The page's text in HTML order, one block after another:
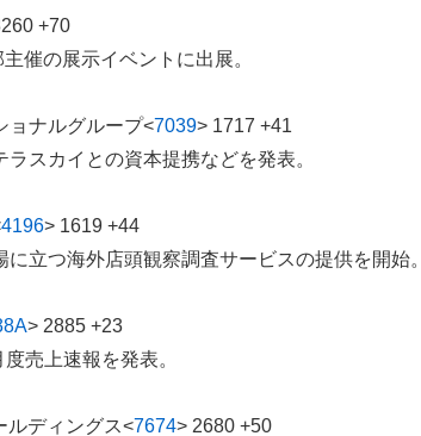
+70
催の展示イベントに出展。
ョナルグループ<7039> 1717 +41
スカイとの資本提携などを発表。
4196> 1619 +44
に立つ海外店頭観察調査サービスの提供を開始。
> 2885 +23
売上速報を発表。
ルディングス<7674> 2680 +50